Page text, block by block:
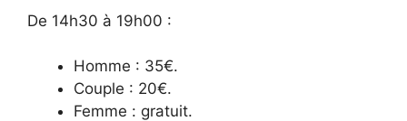
De 14h30 à 19h00 :
Homme : 35€.
Couple : 20€.
Femme : gratuit.